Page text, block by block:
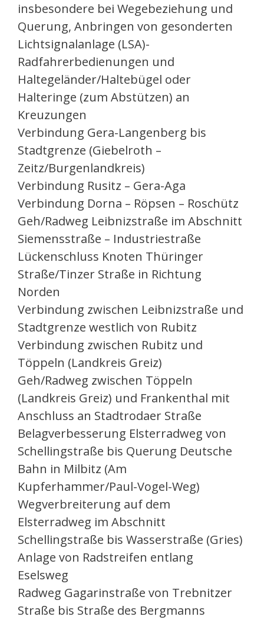
insbesondere bei Wegebeziehung und
Querung, Anbringen von gesonderten
Lichtsignalanlage (LSA)-
Radfahrerbedienungen und
Haltegeländer/Haltebügel oder
Halteringe (zum Abstützen) an
Kreuzungen
Verbindung Gera-Langenberg bis
Stadtgrenze (Giebelroth –
Zeitz/Burgenlandkreis)
Verbindung Rusitz – Gera-Aga
Verbindung Dorna – Röpsen – Roschütz
Geh/Radweg Leibnizstraße im Abschnitt
Siemensstraße – Industriestraße
Lückenschluss Knoten Thüringer
Straße/Tinzer Straße in Richtung
Norden
Verbindung zwischen Leibnizstraße und
Stadtgrenze westlich von Rubitz
Verbindung zwischen Rubitz und
Töppeln (Landkreis Greiz)
Geh/Radweg zwischen Töppeln
(Landkreis Greiz) und Frankenthal mit
Anschluss an Stadtrodaer Straße
Belagverbesserung Elsterradweg von
Schellingstraße bis Querung Deutsche
Bahn in Milbitz (Am
Kupferhammer/Paul-Vogel-Weg)
Wegverbreiterung auf dem
Elsterradweg im Abschnitt
Schellingstraße bis Wasserstraße (Gries)
Anlage von Radstreifen entlang
Eselsweg
Radweg Gagarinstraße von Trebnitzer
Straße bis Straße des Bergmanns